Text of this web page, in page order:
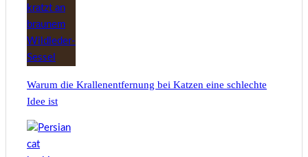
Warum die Krallenentfernung bei Katzen eine schlechte
Idee ist